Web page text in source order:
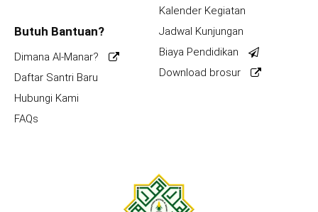
Butuh Bantuan?
Dimana Al-Manar?
Daftar Santri Baru
Hubungi Kami
FAQs
Kalender Kegiatan
Jadwal Kunjungan
Biaya Pendidikan
Download brosur